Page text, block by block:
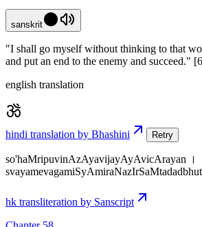
sanskrit
"I shall go myself without thinking to that
and put an end to the enemy and succeed."
english translation
hindi translation by Bhashini Retry
so'haMripuvinAzAyavijayAyAvicArayan ।
hk transliteration by Sanscript